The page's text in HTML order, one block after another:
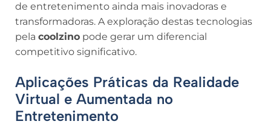
de entretenimento ainda mais inovadoras e
transformadoras. A exploração destas tecnologias
pela coolzino pode gerar um diferencial
competitivo significativo.
Aplicações Práticas da Realidade
Virtual e Aumentada no
Entretenimento